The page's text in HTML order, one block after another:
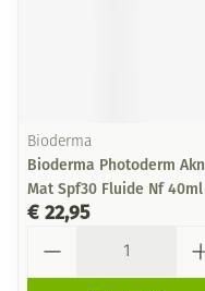
Bioderma
Bioderma Photoderm Akn
Mat Spf30 Fluide Nf 40ml
€ 22,95